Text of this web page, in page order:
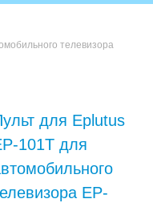
телевизора
для Eplutus
101T для
EP-